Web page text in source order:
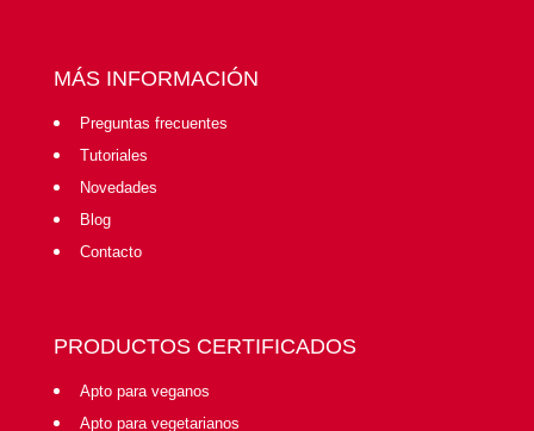
MÁS INFORMACIÓN
Preguntas frecuentes
Tutoriales
Novedades
Blog
Contacto
PRODUCTOS CERTIFICADOS
Apto para veganos
Apto para vegetarianos